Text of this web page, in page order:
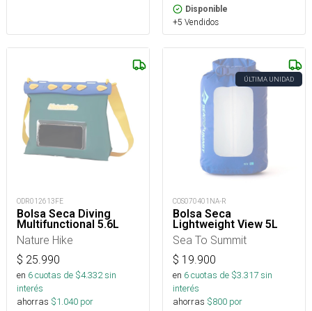
Disponible
+5 Vendidos
ODR012613FE
Bolsa Seca Diving
Multifunctional 5.6L
Nature Hike
$ 25.990
en 6cuotas de $4.332sin
interés
ahorras $1.040 por
ÚLTIMA UNIDAD
COS070401NA-R
Bolsa Seca
Lightweight View 5L
Sea To Summit
$ 19.900
en 6cuotas de $3.317sin
interés
ahorras $800 por